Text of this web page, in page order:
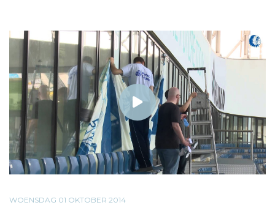
WOENSDAG 01 OKTOBER 2014